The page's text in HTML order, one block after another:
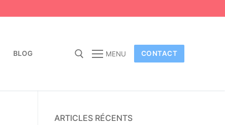
BLOG MENU CONTACT
ARTICLES RÉCENTS